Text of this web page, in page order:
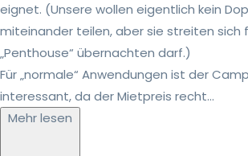
eignet. (Unsere wollen eigentlich kein
miteinander teilen, aber sie streiten sich
„Penthouse“ übernachten darf.)
Für „normale“ Anwendungen ist der
interessant, da der Mietpreis recht...
Mehr lesen